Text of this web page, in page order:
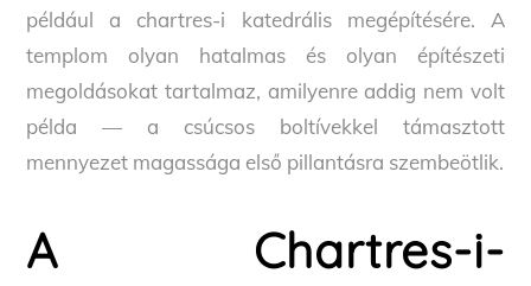
például a chartres-i katedrális megépítésére. A
templom olyan hatalmas és olyan építészeti
megoldásokat tartalmaz, amilyenre addig nem volt
példa — a csúcsos boltívekkel támasztott
mennyezet magassága első pillantásra szembeötlik.
A Chartres-i-